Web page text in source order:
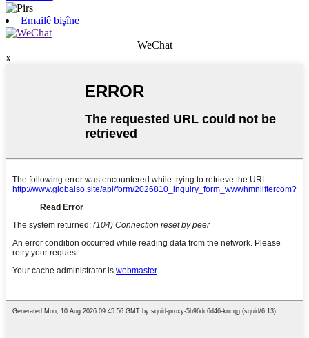
Emailê bişîne
WeChat
x